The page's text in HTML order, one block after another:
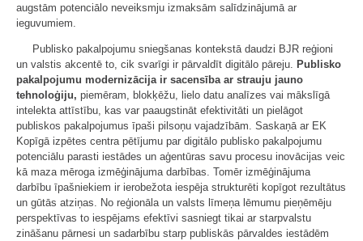
augstām potenciālo neveiksmju izmaksām salīdzinājumā ar
ieguvumiem.
Publisko pakalpojumu sniegšanas kontekstā daudzi BJR reģioni
un valstis akcentē to, cik svarīgi ir pārvaldīt digitālo pāreju. Publisko
pakalpojumu modernizācija ir sacensība ar strauju jauno
tehnoloģiju, piemēram, blokķēžu, lielo datu analīzes vai mākslīgā
intelekta attīstību, kas var paaugstināt efektivitāti un pielāgot
publiskos pakalpojumus īpaši pilsoņu vajadzībām. Saskaņā ar EK
Kopīgā izpētes centra pētījumu par digitālo publisko pakalpojumu
potenciālu parasti iestādes un aģentūras savu procesu inovācijas veic
kā maza mēroga izmēģinājuma darbības. Tomēr izmēģinājuma
darbību īpašniekiem ir ierobežota iespēja strukturēti kopīgot rezultātus
un gūtās atziņas. No reģionāla un valsts līmeņa lēmumu pieņēmēju
perspektīvas to iespējams efektīvi sasniegt tikai ar starpvalstu
zināšanu pārnesi un sadarbību starp publiskās pārvaldes iestādēm